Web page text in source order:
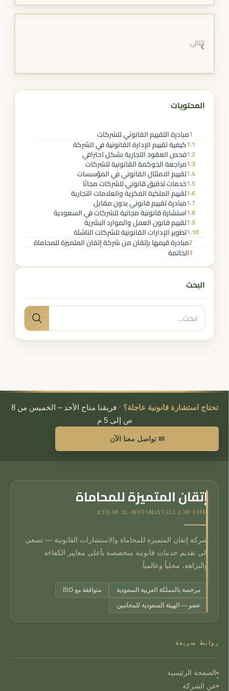
التالي
المحتويات
1مبادرة التقييم القانوني للشركات
1.1كيفية تقييم الإدارة القانونية في الشركة
1.2فحص العقود التجارية بشكل احترافي
1.3مراجعة الحوكمة القانونية للشركات
1.4تقييم الامتثال القانوني في المؤسسات
1.5خدمات تدقيق قانوني للشركات مجانًا
1.6تقييم الملكية الفكرية والعلامات التجارية
1.7مبادرة تقييم قانوني بدون مقابل
1.8استشارة قانونية مجانية للشركات في السعودية
1.9تقييم قانون العمل والموارد البشرية
1.10تطوير الإدارات القانونية للشركات الناشئة
2مبادرة قيمها بإتقان من شركة إتقان المتميزة للمحاماة
3الخاتمة
البحث
البحث
عن:
بحث
تحتاج استشارة قانونية عاجلة؟ ·
فريقنا متاح الأحد – الخميس من 8
ص إلى 5 م
✉ تواصل معنا الآن
إتقان المتميزة للمحاماة
ETQAN AL-MUTAMAYYIZA LAW FIRM
شركة إتقان المتميزة للمحاماة والاستشارات القانونية — تسعى
إلى تقديم خدمات قانونية متخصصة بأعلى معايير الكفاءة
والنزاهة، محلياً وعالمياً.
مرخصة بالمملكة العربية السعودية متوافقة مع ISO
عضو — الهيئة السعودية للمحامين
روابط سريعة
الصفحة الرئيسية
عن الشركة